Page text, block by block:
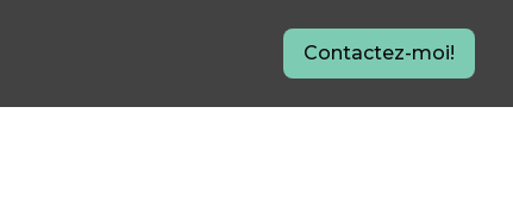
Contactez-moi!